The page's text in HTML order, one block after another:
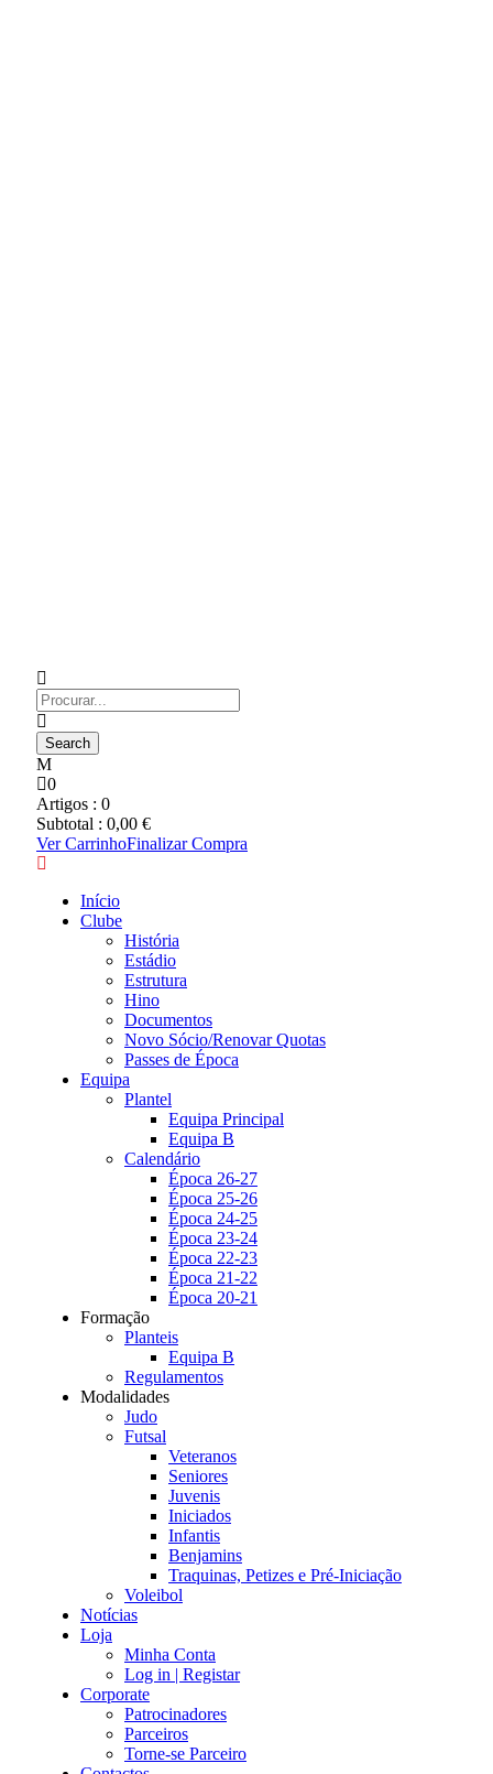
0
Artigos : 0
Subtotal : 0,00 €
Ver CarrinhoFinalizar Compra
Início
Clube
História
Estádio
Estrutura
Hino
Documentos
Novo Sócio/Renovar Quotas
Passes de Época
Equipa
Plantel
Equipa Principal
Equipa B
Calendário
Época 26-27
Época 25-26
Época 24-25
Época 23-24
Época 22-23
Época 21-22
Época 20-21
Formação
Planteis
Equipa B
Regulamentos
Modalidades
Judo
Futsal
Veteranos
Seniores
Juvenis
Iniciados
Infantis
Benjamins
Traquinas, Petizes e Pré-Iniciação
Voleibol
Notícias
Loja
Minha Conta
Log in | Registar
Corporate
Patrocinadores
Parceiros
Torne-se Parceiro